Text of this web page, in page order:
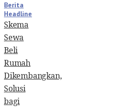
Berita
Headline
Skema
Sewa
Beli
Rumah
Dikembangkan,
Solusi
bagi